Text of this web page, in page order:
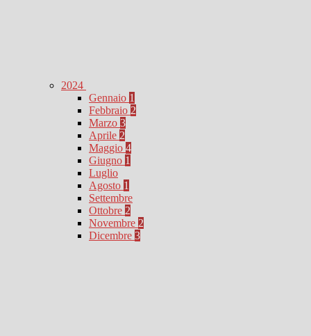
2024
Gennaio 1
Febbraio 2
Marzo 3
Aprile 2
Maggio 4
Giugno 1
Luglio
Agosto 1
Settembre
Ottobre 2
Novembre 2
Dicembre 3